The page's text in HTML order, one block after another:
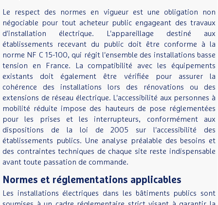
Le respect des normes en vigueur est une obligation non
négociable pour tout acheteur public engageant des travaux
d'installation électrique. L'appareillage destiné aux
établissements recevant du public doit être conforme à la
norme NF C 15-100, qui régit l'ensemble des installations basse
tension en France. La compatibilité avec les équipements
existants doit également être vérifiée pour assurer la
cohérence des installations lors des rénovations ou des
extensions de réseau électrique. L'accessibilité aux personnes à
mobilité réduite impose des hauteurs de pose réglementées
pour les prises et les interrupteurs, conformément aux
dispositions de la loi de 2005 sur l'accessibilité des
établissements publics. Une analyse préalable des besoins et
des contraintes techniques de chaque site reste indispensable
avant toute passation de commande.
Normes et réglementations applicables
Les installations électriques dans les bâtiments publics sont